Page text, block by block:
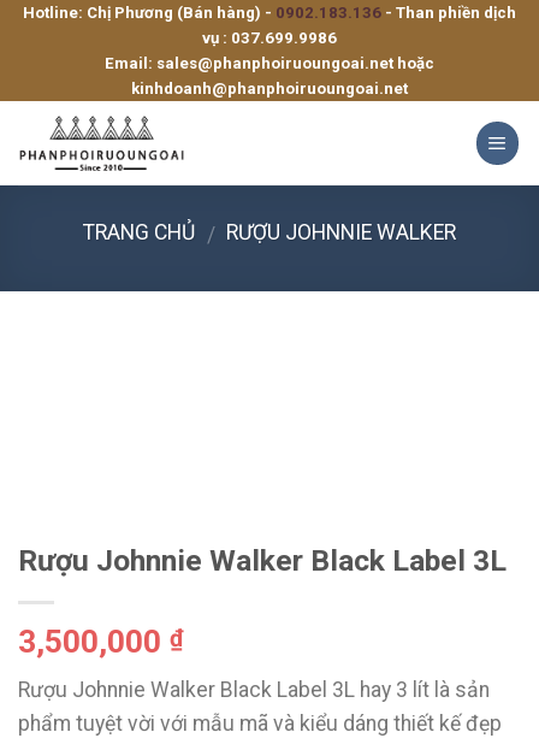
SkipHotline: Chị Phương (Bán hàng) - 0902.183.136 - Than phiền dịch
vụ : 037.699.9986
Email: sales@phanphoiruoungoai.net hoặc
kinhdoanh@phanphoiruoungoai.net
TRANG CHỦ / RƯỢU JOHNNIE WALKER
Rượu Johnnie Walker Black Label 3L
3,500,000 ₫
Rượu Johnnie Walker Black Label 3L hay 3 lít là sản
phẩm tuyệt vời với mẫu mã và kiểu dáng thiết kế đẹp